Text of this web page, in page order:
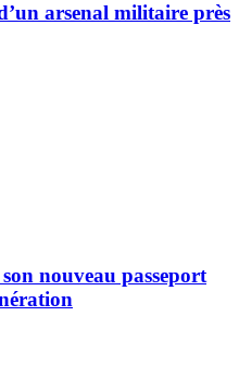
arsenal militaire près
nouveau passeport